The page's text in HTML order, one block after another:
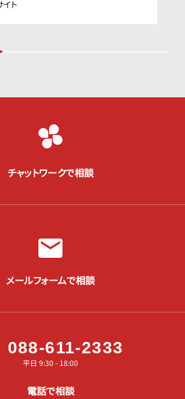
イト
チャットワークで相談
メールフォームで相談
088-611-2333
平日 9:30 - 18:00
電話で相談